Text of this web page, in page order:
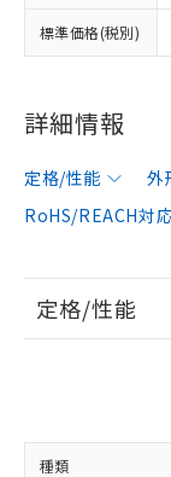
標準価格(税別)
詳細情報
定格/性能 外
RoHS/REACH対
定格/性能
種類